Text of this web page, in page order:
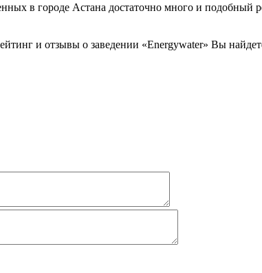
в городе Астана достаточно много и подобный
и отзывы о заведении «Energywater» Вы